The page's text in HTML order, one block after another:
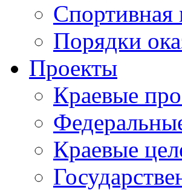
Спортивная
Порядки
Проекты
Краевые
Краевые